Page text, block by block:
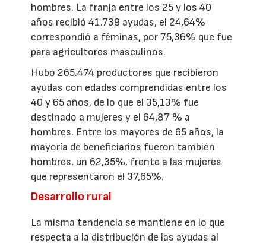
hombres. La franja entre los 25 y los 40
años recibió 41.739 ayudas, el 24,64%
correspondió a féminas, por 75,36% que fue
para agricultores masculinos.
Hubo 265.474 productores que recibieron
ayudas con edades comprendidas entre los
40 y 65 años, de lo que el 35,13% fue
destinado a mujeres y el 64,87 % a
hombres. Entre los mayores de 65 años, la
mayoría de beneficiarios fueron también
hombres, un 62,35%, frente a las mujeres
que representaron el 37,65%.
Desarrollo rural
La misma tendencia se mantiene en lo que
respecta a la distribución de las ayudas al